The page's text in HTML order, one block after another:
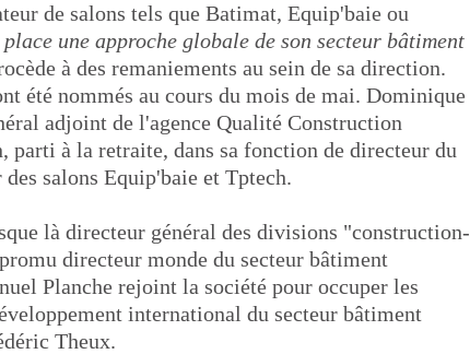
de salons tels que Batimat, Equip'baie ou
une approche globale de son secteur bâtiment
à des remaniements au sein de sa direction.
été nommés au cours du mois de mai. Dominique
adjoint de l'agence Qualité Construction
parti à la retraite, dans sa fonction de directeur du
salons Equip'baie et Tptech.
là directeur général des divisions "construction-
directeur monde du secteur bâtiment
Planche rejoint la société pour occuper les
international du secteur bâtiment
Theux.